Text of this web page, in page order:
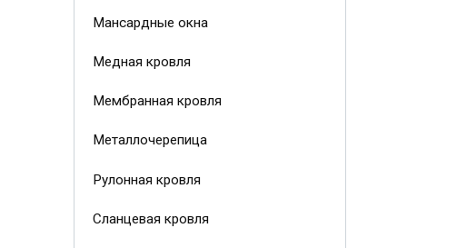
Мансардные окна
Медная кровля
Мембранная кровля
Металлочерепица
Рулонная кровля
Сланцевая кровля